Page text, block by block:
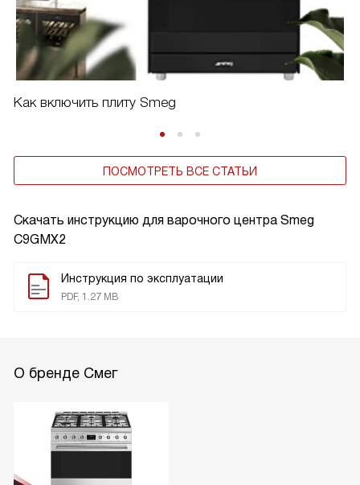
Скачать инструкцию для варочного центра Smeg
C9GMX2
Инструкция по эксплуатации
PDF, 1.27 MB
Как включить плиту Smeg
ПОСМОТРЕТЬ ВСЕ СТАТЬИ
О бренде Смег